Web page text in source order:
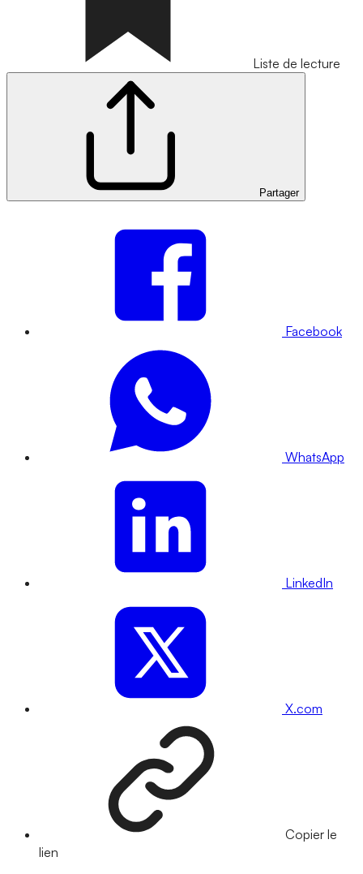
Liste de lecture
Partager
Facebook
WhatsApp
LinkedIn
X.com
Copier le
lien